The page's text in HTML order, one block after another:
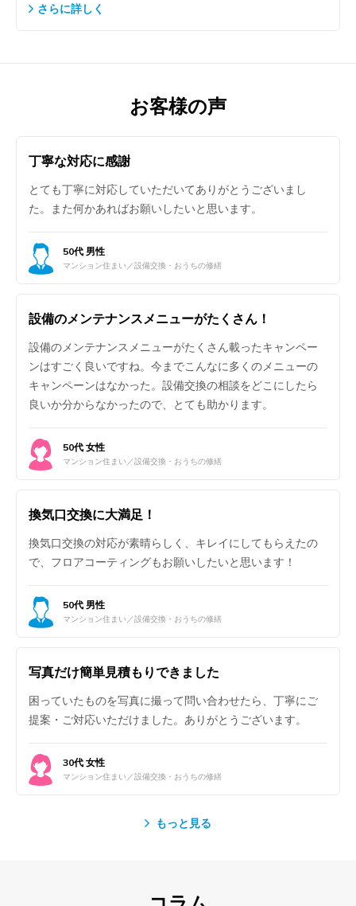
さらに詳しく
お客様の声
丁寧な対応に感謝
とても丁寧に対応していただいてありがとうございまし
た。また何かあればお願いしたいと思います。
50代 男性
マンション住まい／設備交換・おうちの修繕
設備のメンテナンスメニューがたくさん！
設備のメンテナンスメニューがたくさん載ったキャンペー
ンはすごく良いですね。今までこんなに多くのメニューの
キャンペーンはなかった。設備交換の相談をどこにしたら
良いか分からなかったので、とても助かります。
50代 女性
マンション住まい／設備交換・おうちの修繕
換気口交換に大満足！
換気口交換の対応が素晴らしく、キレイにしてもらえたの
で、フロアコーティングもお願いしたいと思います！
50代 男性
マンション住まい／設備交換・おうちの修繕
写真だけ簡単見積もりできました
困っていたものを写真に撮って問い合わせたら、丁寧にご
提案・ご対応いただけました。ありがとうございます。
30代 女性
マンション住まい／設備交換・おうちの修繕
もっと見る